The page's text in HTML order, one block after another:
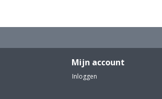
Mijn account
Inloggen